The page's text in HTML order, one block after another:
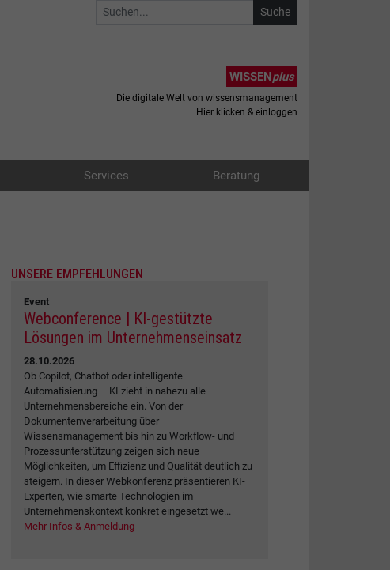
WISSENplus
Die digitale Welt von wissensmanagement
Hier klicken & einloggen
Services Beratung
UNSERE EMPFEHLUNGEN
Event
Webconference | KI-gestützte
Lösungen im Unternehmenseinsatz
28.10.2026
Ob Copilot, Chatbot oder intelligente
Automatisierung – KI zieht in nahezu alle
Unternehmensbereiche ein. Von der
Dokumentenverarbeitung über
Wissensmanagement bis hin zu Workflow- und
Prozessunterstützung zeigen sich neue
Möglichkeiten, um Effizienz und Qualität deutlich zu
steigern. In dieser Webkonferenz präsentieren KI-
Experten, wie smarte Technologien im
Unternehmenskontext konkret eingesetzt we...
Mehr Infos & Anmeldung